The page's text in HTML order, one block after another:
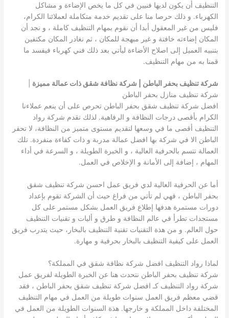
التنظيف أن يكون لديها فنيين في كل ما يخص الإضاءة و مشاكل
الكهرباء. و ذلك حرصا منا على تقديم خدمة متكاملة لعملائنا الكرام،
فليس من غير المعقول أبدا أن نقوم بمهام التنظيف كاملة ، و نجد أن
المكان إضاءته خافتة و غير مبهجة للمكان ، ثم نغادر المكان مكتفين
بتنبيه العميل إلى اصلاح الأضاءة ليأتي بعد ذلك فني كهرباء فيفسد ما
قمنا به من مهام التنظيف.
شركة تنظيف بحفر الباطن | شركة نظافة شقق ذات عمالة مميزة
شركة تنظيف منازل بحفر الباطن
افضل شركة تنظيف شقق بحفر الباطن تحرص على أن ينعم عملاءنا
الكرام بأقصى درجات النظافة و الرفاهية. لذلك تقدم شركة رواد
التنظيف أقصى ما في وسعها لتقديم مستوى متميز من النظافة، لا تحفر
الباطن الا في شركة بها افضل عمالة مدربة و ذات كفاءة منفردة. تلك
العمالة تتسم بالحرفية العالية ، و الخبرة الطويلة ، و السرعة في أداء
المهام ، إضافة إلى الأمانة و الإخلاص في العمل.
أما عن الحرفية العالية لدي فريق عمل احسن شركة تنظيف شقق
بحفر الباطن ، فهي لم تأتي من فراغ حيث أن الشركة تقوم بإعداد
دورات مستمرة هدفها إطلاع فريق العمل بشكل مستمر على كل
مستجدات تطرأ في عالم النظافة و طرق و أليات و تقنيات التنظيف
حول العالم. و من هذة التقنيات تقنية التنظيف بالبخار، حيث يتدرب فريق
العمل على كيفية التنظيف بالبخار بحرفية و مهارة.
لماذا رواد التنظيف افضل شركة نظافة شقق في المملكة؟
شركة تنظيف بحفر الباطن نتحدث هنا عن الخبرة الطويلة لفريق عمل
شركة رواد التنظيف كـ افضل شركة تنظيف شقق بحفر الباطن ، فقد
قضي معظم فريق العمل سنوات طويلة من العمل في مهام التنظيف
المختلفة داخل المملكة و خارجها. هذة السنوات الطويلة من العمل في